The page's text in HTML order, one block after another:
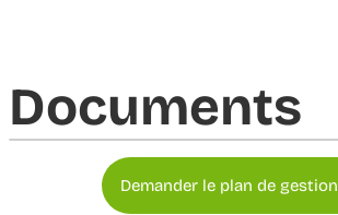
Documents​
Demander le plan de gestion